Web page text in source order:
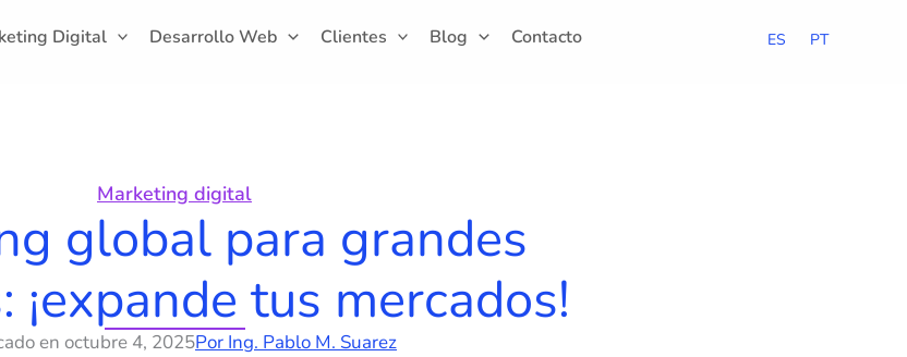
Digital Desarrollo Web Clientes Blog Contacto ES PT
Marketing digital
global para grandes
¡expande tus mercados!
en octubre 4, 2025Por Ing. Pablo M. Suarez